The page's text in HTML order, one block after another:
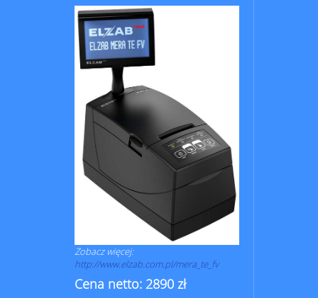
Zobacz więcej:
http://www.elzab.com.pl/mera_te_fv
Cena netto: 2890 zł